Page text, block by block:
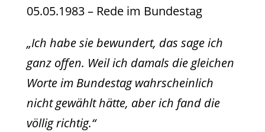
05.05.1983 – Rede im Bundestag
„Ich habe sie bewundert, das sage ich
ganz offen. Weil ich damals die gleichen
Worte im Bundestag wahrscheinlich
nicht gewählt hätte, aber ich fand die
völlig richtig.“